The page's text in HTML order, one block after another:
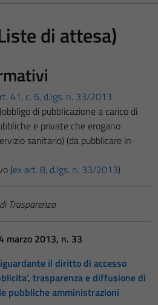
di attesa)
41, c. 6, d.lgs. n. 33/2013
di pubblicazione a carico di
e private che erogano
sanitario) (da pubblicare in
(ex art. 8, d.lgs. n. 33/2013)
Trasparenza
marzo 2013, n. 33
il diritto di accesso
trasparenza e diffusione di
pubbliche amministrazioni